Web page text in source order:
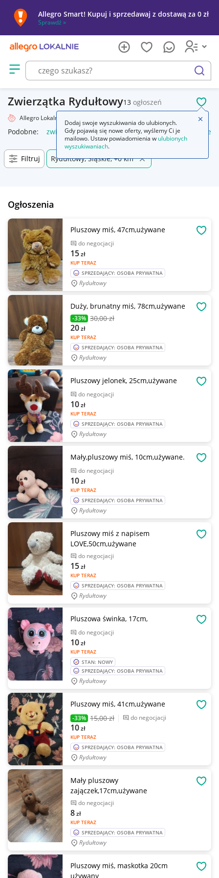
Allegro Smart! Kupuj i sprzedawaj z dostawą za 0 zł
Sprawdź »
Otwórz menu z kategoriami
szukaj
Zwierzątka Rydułtowy13 ogłoszeń
Allegro Lokalnie
Podobne: zwierzątka zwierzątka figurki wyskakujące
Filtruj Rydułtowy, Śląskie, +0 km
Ogłoszenia
Pluszowy miś, 47cm,używane
do negocjacji
KUP TERAZ
15zł
SPRZEDAJĄCY: OSOBA PRYWATNA
Rydułtowy
Duży, brunatny miś, 78cm,używane
-33% 30,00 zł
KUP TERAZ
20zł
SPRZEDAJĄCY: OSOBA PRYWATNA
Rydułtowy
Pluszowy jelonek, 25cm,używane
do negocjacji
KUP TERAZ
10zł
SPRZEDAJĄCY: OSOBA PRYWATNA
Rydułtowy
Mały,pluszowy miś, 10cm,używane.
do negocjacji
KUP TERAZ
10zł
SPRZEDAJĄCY: OSOBA PRYWATNA
Rydułtowy
Pluszowy miś z napisem
LOVE,50cm,używane
do negocjacji
KUP TERAZ
15zł
SPRZEDAJĄCY: OSOBA PRYWATNA
Rydułtowy
Pluszowa świnka, 17cm,
do negocjacji
KUP TERAZ
10zł
STAN: NOWY
SPRZEDAJĄCY: OSOBA PRYWATNA
Rydułtowy
Pluszowy miś, 41cm,używane
-33% 15,00 zł do negocjacji
KUP TERAZ
10zł
SPRZEDAJĄCY: OSOBA PRYWATNA
Rydułtowy
Mały pluszowy
zajączek,17cm,używane
do negocjacji
KUP TERAZ
8zł
SPRZEDAJĄCY: OSOBA PRYWATNA
Rydułtowy
Pluszowy miś, maskotka 20cm
używany
Dodaj swoje wyszukiwania do ulubionych.
Gdy pojawią się nowe oferty, wyślemy Ci je
mailowo. Ustaw powiadomienia w ulubionych
wyszukiwaniach.